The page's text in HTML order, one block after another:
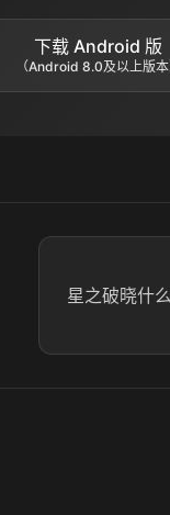
下载 Android 版
（Android 8.0及以上版本
星之破晓什